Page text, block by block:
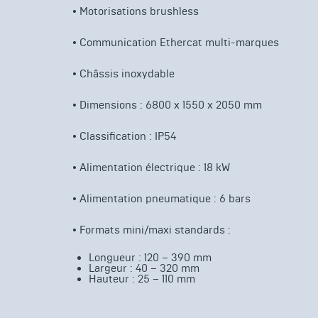
• Motorisations brushless
• Communication Ethercat multi-marques
• Châssis inoxydable
• Dimensions : 6800 x 1550 x 2050 mm
• Classification : IP54
• Alimentation électrique : 18 kW
• Alimentation pneumatique : 6 bars
• Formats mini/maxi standards :
Longueur : 120 – 390 mm
Largeur : 40 – 320 mm
Hauteur : 25 – 110 mm